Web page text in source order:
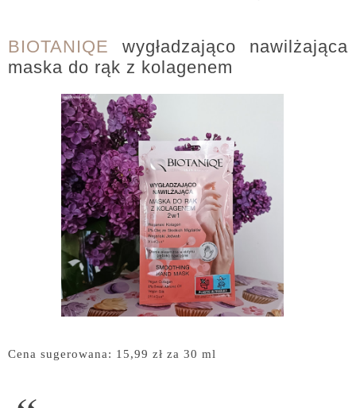
BIOTANIQE wygładzająco nawilżająca
maska do rąk z kolagenem
Cena sugerowana: 15,99 zł za 30 ml